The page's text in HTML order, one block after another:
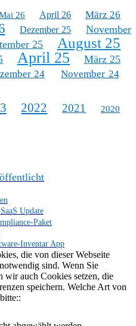
26 April 26 März 26
Dezember 25
November
25 August 25
April 25 März 25
24 November 24
2022 2021 2020
Update
Paket
Inventar App
die von dieser Webseite
sind. Wenn Sie
wir auch Cookies setzen, die
speichern. Welche Art von